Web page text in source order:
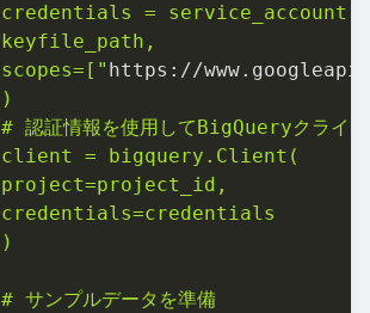
credentials =
keyfile_path,
scopes=[" https://
)
# 認証情報を使用してBigQueryクライア
client = bigquery.Client(
project=project_id,
credentials=credentials
)
# サンプルデータを準備